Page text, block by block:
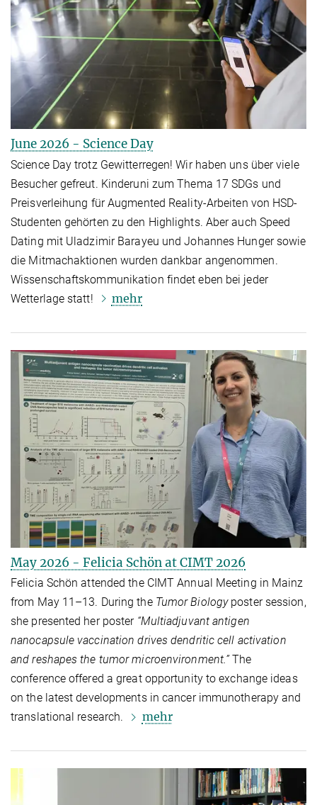
June 2026 - Science Day
Science Day trotz Gewitterregen! Wir haben uns über viele
Besucher gefreut. Kinderuni zum Thema 17 SDGs und
Preisverleihung für Augmented Reality-Arbeiten von HSD-
Studenten gehörten zu den Highlights. Aber auch Speed
Dating mit Uladzimir Barayeu und Johannes Hunger sowie
die Mitmachaktionen wurden dankbar angenommen.
Wissenschaftskommunikation findet eben bei jeder
Wetterlage statt!
mehr
May 2026 - Felicia Schön at CIMT 2026
Felicia Schön attended the CIMT Annual Meeting in Mainz
from May 11–13. During the Tumor Biologyposter session,
she presented her poster “Multiadjuvant antigen
nanocapsule vaccination drives dendritic cell activation
and reshapes the tumor microenvironment.”The
conference offered a great opportunity to exchange ideas
on the latest developments in cancer immunotherapy and
translational research.
mehr